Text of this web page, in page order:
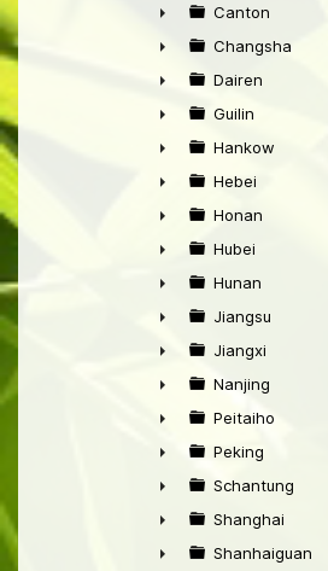
►
►
Canton
►
Changsha
►
Dairen
►
Guilin
►
Hankow
►
Hebei
►
Honan
►
Hubei
►
Hunan
►
Jiangsu
►
Jiangxi
►
Nanjing
►
Peitaiho
►
Peking
►
Schantung
►
Shanghai
Shanhaiguan